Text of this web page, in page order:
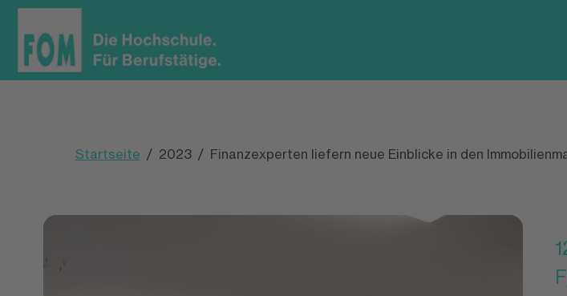
Startseite 2023 Finanzexperten liefern neue Einblicke in den